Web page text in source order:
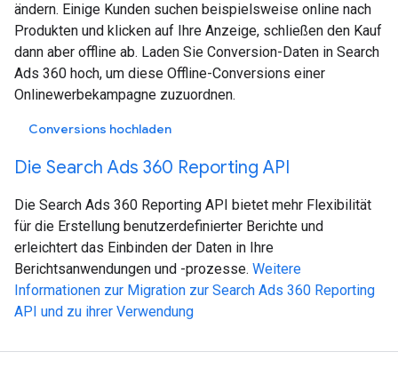
ändern. Einige Kunden suchen beispielsweise online nach
Produkten und klicken auf Ihre Anzeige, schließen den Kauf
dann aber offline ab. Laden Sie Conversion-Daten in Search
Ads 360 hoch, um diese Offline-Conversions einer
Onlinewerbekampagne zuzuordnen.
Conversions hochladen
Die Search Ads 360 Reporting API
Die Search Ads 360 Reporting API bietet mehr Flexibilität
für die Erstellung benutzerdefinierter Berichte und
erleichtert das Einbinden der Daten in Ihre
Berichtsanwendungen und -prozesse. Weitere
Informationen zur Migration zur Search Ads 360 Reporting
API und zu ihrer Verwendung